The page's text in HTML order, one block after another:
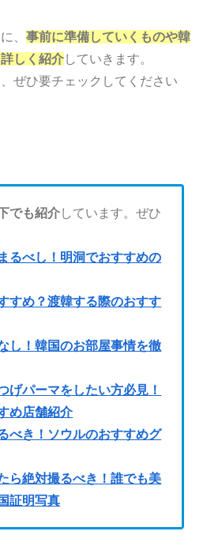
、 事前に準備していくものや韓
しく紹介していきます。
ぜひ要チェックしてください
でも紹介しています。ぜひ
るべし！明洞でおすすめの
すめ？渡韓する際のおすす
し！韓国のお部屋事情を徹
げパーマをしたい方必見！
め店舗紹介
べき！ソウルのおすすめグ
ら絶対撮るべき！誰でも美
証明写真